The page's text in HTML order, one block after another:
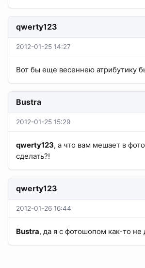
qwerty123
2012-01-25 14:27
Вот бы еще весеннею атрибутику
Bustra
2012-01-25 15:29
qwerty123, а что вам мешает в
сделать?!
qwerty123
2012-01-26 16:44
Bustra, да я с фотошопом как-то не